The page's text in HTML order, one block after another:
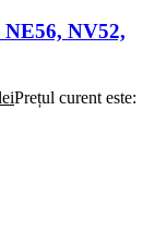
NE56, NV52,
Prețul curent este: